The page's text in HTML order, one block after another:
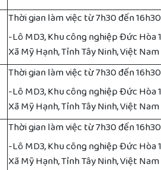
Thời gian làm việc từ 7h30 đến 16h30
-Lô MD3, Khu công nghiệp Đức Hòa
Xã Mỹ Hạnh, Tỉnh Tây Ninh, Việt Nam
Thời gian làm việc từ 7h30 đến 16h30
-Lô MD3, Khu công nghiệp Đức Hòa
Xã Mỹ Hạnh, Tỉnh Tây Ninh, Việt Nam
Thời gian làm việc từ 7h30 đến 16h30
-Lô MD3, Khu công nghiệp Đức Hòa
Xã Mỹ Hạnh, Tỉnh Tây Ninh, Việt Nam